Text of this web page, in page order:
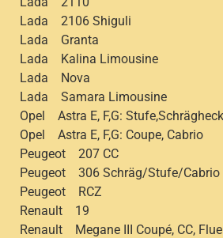
Lada 2106 Shiguli
Lada Granta
Lada Kalina Limousine
Lada Nova
Lada Samara Limousine
Opel Astra E, F,G: Stufe,Schrägheck
Opel Astra E, F,G: Coupe, Cabrio
Peugeot 207 CC
Peugeot 306 Schräg/Stufe/Cabrio
Peugeot RCZ
Renault 19
Renault Megane III Coupé, CC,